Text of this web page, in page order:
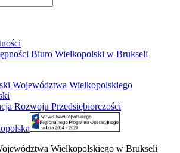
Biuro Wielkopolski w Brukseli
Wielkopolskiego w Brukseli